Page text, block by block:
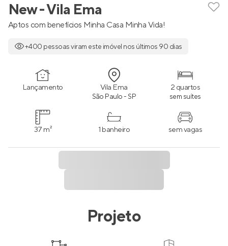
New - Vila Ema
Aptos com benefícios Minha Casa Minha Vida!
+400 pessoas viram este imóvel nos últimos 90 dias
Lançamento Vila Ema
São Paulo - SP
2 quartos
sem suítes
37 m² 1 banheiro sem vagas
Projeto